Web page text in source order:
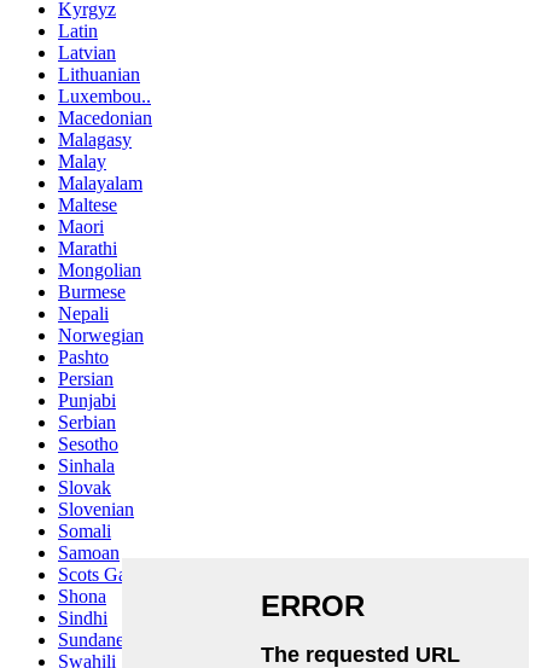
Kyrgyz
Latin
Latvian
Lithuanian
Luxembou..
Macedonian
Malagasy
Malay
Malayalam
Maltese
Maori
Marathi
Mongolian
Burmese
Nepali
Norwegian
Pashto
Persian
Punjabi
Serbian
Sesotho
Sinhala
Slovak
Slovenian
Somali
Samoan
Scots Gaelic
Shona
Sindhi
Sundanese
Swahili